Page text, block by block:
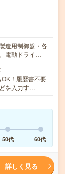
造用制御盤・各
電動ドライ…
！履歴書不要
を入力す…
50代 60代
詳しく見る